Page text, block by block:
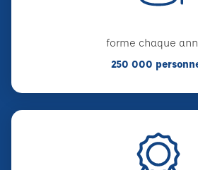
forme chaque
250 000